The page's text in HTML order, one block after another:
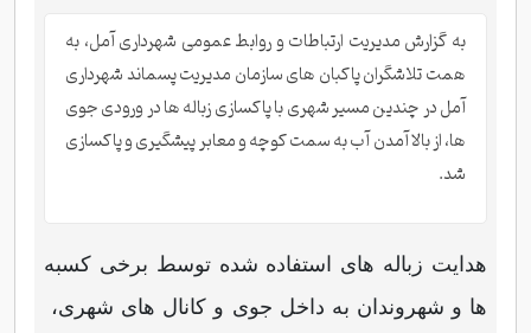
به گزارش مدیریت ارتباطات و روابط عمومی شهرداری آمل، به
همت تلاشگران پاکبان های سازمان مدیریت پسماند شهرداری
آمل در چندین مسیر شهری با پاکسازی زباله ها در ورودی جوی
ها، از بالا آمدن آب به سمت کوچه و معابر پیشگیری و پاکسازی
شد.
هدایت زباله های استفاده شده توسط برخی کسبه
ها و شهروندان به داخل جوی و کانال های شهری،